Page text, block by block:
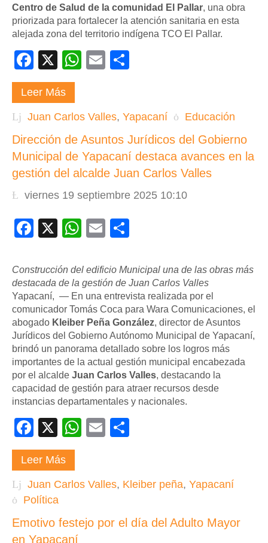
Centro de Salud de la comunidad El Pallar, una obra
priorizada para fortalecer la atención sanitaria en esta
alejada zona del territorio indígena TCO El Pallar.
Facebook
X WhatsApp
Email
Leer Más
Juan Carlos Valles, Yapacaní Educación
Dirección de Asuntos Jurídicos del Gobierno
Municipal de Yapacaní destaca avances en la
gestión del alcalde Juan Carlos Valles
viernes 19 septiembre 2025 10:10
Facebook
X WhatsApp
Email
Construcción del edificio Municipal una de las obras más
destacada de la gestión de Juan Carlos Valles
Yapacaní, — En una entrevista realizada por el
comunicador Tomás Coca para Wara Comunicaciones, el
abogado Kleiber Peña González, director de Asuntos
Jurídicos del Gobierno Autónomo Municipal de Yapacaní,
brindó un panorama detallado sobre los logros más
importantes de la actual gestión municipal encabezada
por el alcalde Juan Carlos Valles, destacando la
capacidad de gestión para atraer recursos desde
instancias departamentales y nacionales.
Facebook
X WhatsApp
Email
Leer Más
Juan Carlos Valles, Kleiber peña, Yapacaní
Política
Emotivo festejo por el día del Adulto Mayor
en Yapacaní